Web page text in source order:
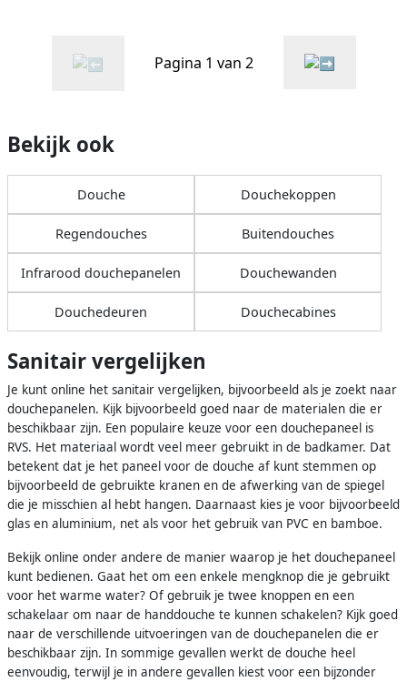
Pagina 1 van 2
Bekijk ook
Douche Douchekoppen
Regendouches Buitendouches
Infrarood douchepanelen Douchewanden
Douchedeuren Douchecabines
Sanitair vergelijken
Je kunt online het sanitair vergelijken, bijvoorbeeld als je zoekt naar
douchepanelen. Kijk bijvoorbeeld goed naar de materialen die er
beschikbaar zijn. Een populaire keuze voor een douchepaneel is
RVS. Het materiaal wordt veel meer gebruikt in de badkamer. Dat
betekent dat je het paneel voor de douche af kunt stemmen op
bijvoorbeeld de gebruikte kranen en de afwerking van de spiegel
die je misschien al hebt hangen. Daarnaast kies je voor bijvoorbeeld
glas en aluminium, net als voor het gebruik van PVC en bamboe.
Bekijk online onder andere de manier waarop je het douchepaneel
kunt bedienen. Gaat het om een enkele mengknop die je gebruikt
voor het warme water? Of gebruik je twee knoppen en een
schakelaar om naar de handdouche te kunnen schakelen? Kijk goed
naar de verschillende uitvoeringen van de douchepanelen die er
beschikbaar zijn. In sommige gevallen werkt de douche heel
eenvoudig, terwijl je in andere gevallen kiest voor een bijzonder